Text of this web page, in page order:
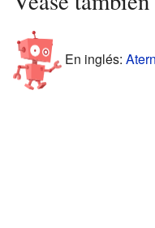
En inglés: